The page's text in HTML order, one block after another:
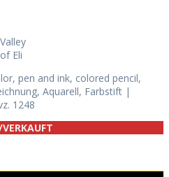
Valley
of Eli
pen and ink, colored pencil,
Aquarell, Farbstift |
1248